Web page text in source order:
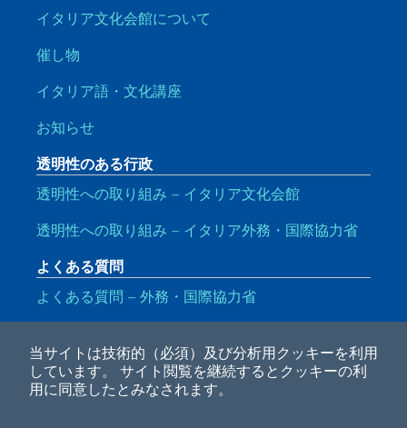
当サイトは技術的（必須）及び分析用クッキーを利用
しています。
サイト閲覧を継続するとクッキーの利
用に同意したとみなされます。
イタリア文化会館について
催し物
イタリア語・文化講座
お知らせ
透明性のある行政
透明性への取り組み – イタリア文化会館
透明性への取り組み – イタリア外務・国際協力省
よくある質問
よくある質問 – 外務・国際協力省
便利なリンク
Note legaliPrivacy e cookie policyDichiarazione di accessibilità